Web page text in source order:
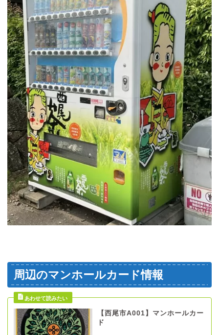
周辺のマンホールカード情報
【西尾市A001】マンホールカー
ド